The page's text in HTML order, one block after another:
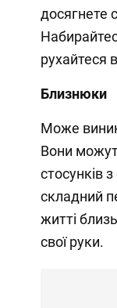
досягнете
рухайтеся
Близнюки
Може
Вони
стосунків
складний
житті
свої руки.